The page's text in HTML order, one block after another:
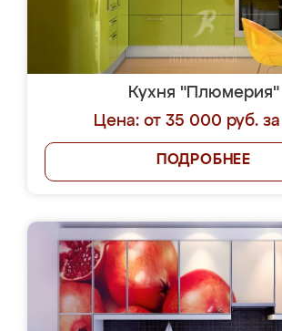
Кухня "Плюмерия"
Цена: от 35 000 руб.
ПОДРОБНЕЕ